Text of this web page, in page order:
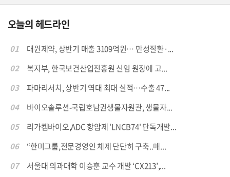
오늘의 헤드라인
01
대원제약, 상반기 매출 3109억원… 만성질환·...
02
복지부, 한국보건산업진흥원 신임 원장에 고...
03
파마리서치, 상반기 역대 최대 실적…수출 47...
04
바이오솔루션-국립호남권생물자원관, 생물자...
05
리가켐바이오,ADC 항암제 'LNCB74' 단독개발...
06
“한미그룹,전문경영인 체제 단단히 구축..매...
07
서울대 의과대학 이승훈 교수 개발 ‘CX213’,...